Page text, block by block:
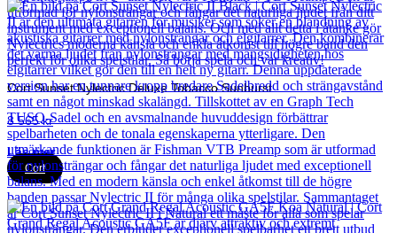
Cort Sunset Nylectric Deluxe Tobacco Sunburst
8 565kr
Läs mer
Cort